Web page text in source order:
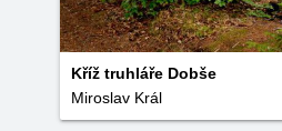
Kříž truhláře Dobše
Miroslav Král